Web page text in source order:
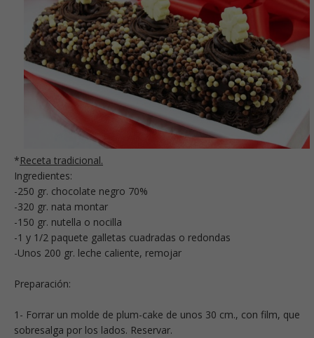
*Receta tradicional.
Ingredientes:
-250 gr. chocolate negro 70%
-320 gr. nata montar
-150 gr. nutella o nocilla
-1 y 1/2 paquete galletas cuadradas o redondas
-Unos 200 gr. leche caliente, remojar
Preparación:
1- Forrar un molde de plum-cake de unos 30 cm., con film, que
sobresalga por los lados. Reservar.